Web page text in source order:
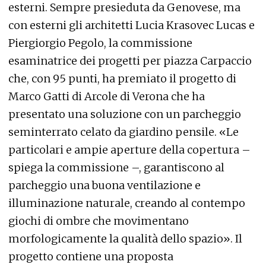
esterni. Sempre presieduta da Genovese, ma
con esterni gli architetti Lucia Krasovec Lucas e
Piergiorgio Pegolo, la commissione
esaminatrice dei progetti per piazza Carpaccio
che, con 95 punti, ha premiato il progetto di
Marco Gatti di Arcole di Verona che ha
presentato una soluzione con un parcheggio
seminterrato celato da giardino pensile. «Le
particolari e ampie aperture della copertura –
spiega la commissione –, garantiscono al
parcheggio una buona ventilazione e
illuminazione naturale, creando al contempo
giochi di ombre che movimentano
morfologicamente la qualità dello spazio». Il
progetto contiene una proposta